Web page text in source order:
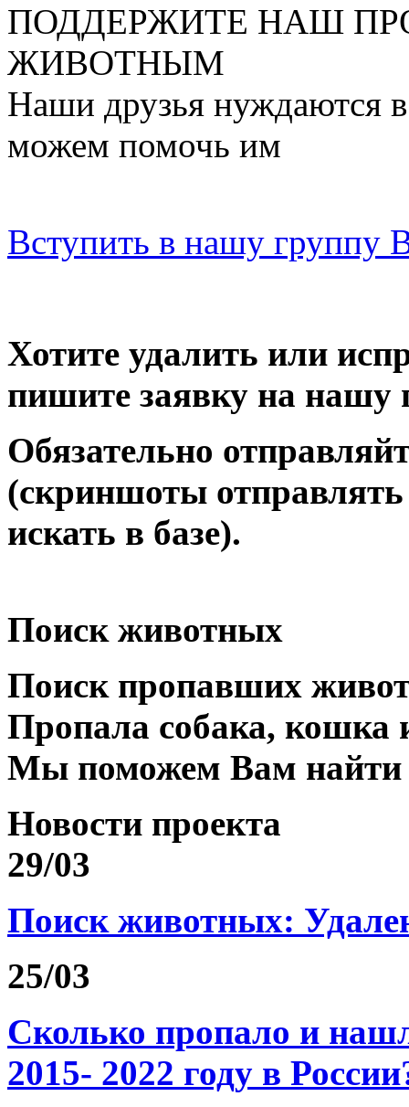
ПОДДЕРЖИТЕ НАШ
ЖИВОТНЫМ
Наши друзья нуждаются
можем помочь им
Вступить в нашу группу
Хотите удалить или
пишите заявку на нашу
Обязательно
(скриншоты
искать в базе).
Поиск животных
Поиск пропавших
Пропала собака, кошка
Мы поможем Вам найти
Новости проекта
29/03
Поиск животных:
25/03
Сколько пропало и
2015- 2022 году в